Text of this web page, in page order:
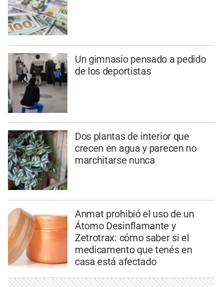
Un gimnasio pensado a pedido
de los deportistas
Dos plantas de interior que
crecen en agua y parecen no
marchitarse nunca
Anmat prohibió el uso de un
Átomo Desinflamante y
Zetrotrax: cómo saber si el
medicamento que tenés en
casa está afectado